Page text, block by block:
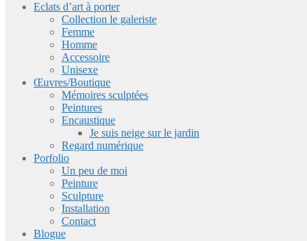
Eclats d’art à porter
Collection le galeriste
Femme
Homme
Accessoire
Unisexe
Œuvres/Boutique
Mémoires sculptées
Peintures
Encaustique
Je suis neige sur le jardin
Regard numérique
Porfolio
Un peu de moi
Peinture
Sculpture
Installation
Contact
Blogue